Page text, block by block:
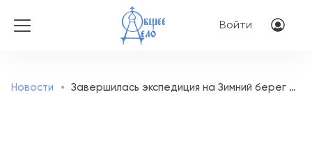
Меню
Войти
Новости Завершилась экспедиция на Зимний берег Белого моря!